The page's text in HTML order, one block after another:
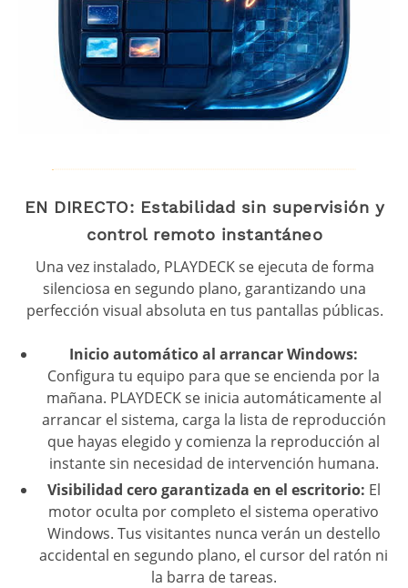
EN DIRECTO: Estabilidad sin supervisión y
control remoto instantáneo
Una vez instalado, PLAYDECK se ejecuta de forma
silenciosa en segundo plano, garantizando una
perfección visual absoluta en tus pantallas públicas.
Inicio automático al arrancar Windows:
Configura tu equipo para que se encienda por la
mañana. PLAYDECK se inicia automáticamente al
arrancar el sistema, carga la lista de reproducción
que hayas elegido y comienza la reproducción al
instante sin necesidad de intervención humana.
Visibilidad cero garantizada en el escritorio: El
motor oculta por completo el sistema operativo
Windows. Tus visitantes nunca verán un destello
accidental en segundo plano, el cursor del ratón ni
la barra de tareas.